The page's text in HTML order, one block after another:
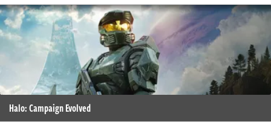
Halo: Campaign Evolved